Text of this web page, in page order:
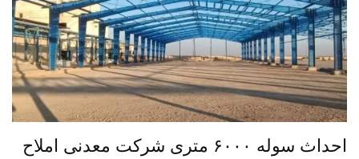
احداث سوله ۶۰۰۰ متری شرکت معدنی املاح